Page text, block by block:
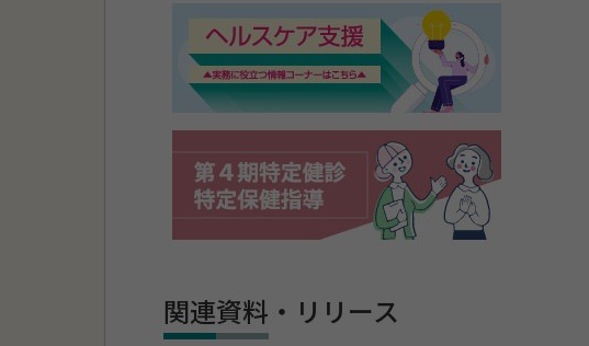
関連資料・リリース